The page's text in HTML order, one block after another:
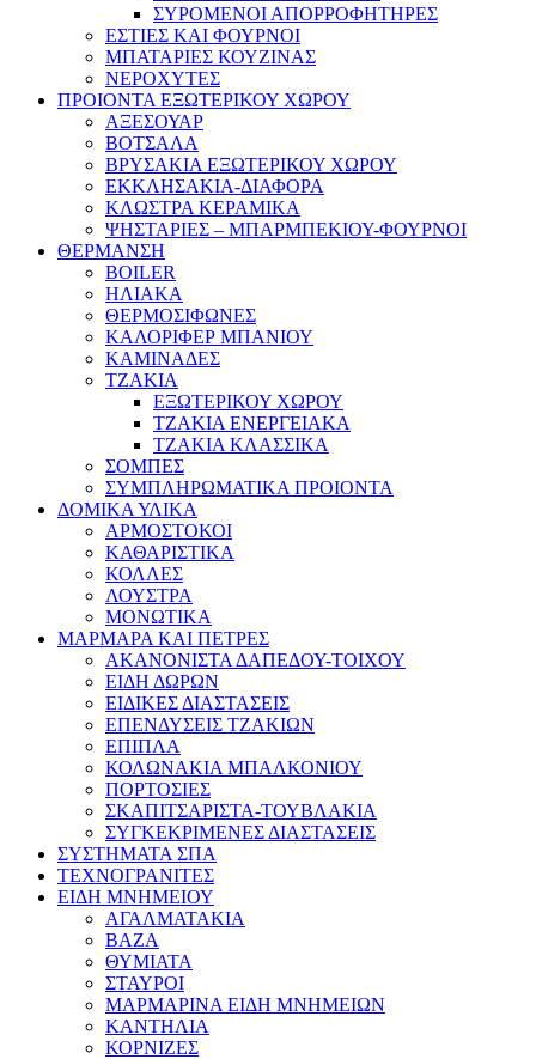
ΣΥΡΟΜΕΝΟΙ ΑΠΟΡΡΟΦΗΤΗΡΕΣ
ΕΣΤΙΕΣ ΚΑΙ ΦΟΥΡΝΟΙ
ΜΠΑΤΑΡΙΕΣ ΚΟΥΖΙΝΑΣ
ΝΕΡΟΧΥΤΕΣ
ΠΡΟΙΟΝΤΑ ΕΞΩΤΕΡΙΚΟΥ ΧΩΡΟΥ
ΑΞΕΣΟΥΑΡ
ΒΟΤΣΑΛΑ
ΒΡΥΣΑΚΙΑ ΕΞΩΤΕΡΙΚΟΥ ΧΩΡΟΥ
ΕΚΚΛΗΣΑΚΙΑ-ΔΙΑΦΟΡΑ
ΚΛΩΣΤΡΑ ΚΕΡΑΜΙΚΑ
ΨΗΣΤΑΡΙΕΣ – ΜΠΑΡΜΠΕΚΙΟΥ-ΦΟΥΡΝΟΙ
ΘΕΡΜΑΝΣΗ
BOILER
ΗΛΙΑΚΑ
ΘΕΡΜΟΣΙΦΩΝΕΣ
ΚΑΛΟΡΙΦΕΡ ΜΠΑΝΙΟΥ
ΚΑΜΙΝΑΔΕΣ
ΤΖΑΚΙΑ
ΕΞΩΤΕΡΙΚΟΥ ΧΩΡΟΥ
ΤΖΑΚΙΑ ΕΝΕΡΓΕΙΑΚΑ
ΤΖΑΚΙΑ ΚΛΑΣΣΙΚΑ
ΣΟΜΠΕΣ
ΣΥΜΠΛΗΡΩΜΑΤΙΚΑ ΠΡΟΙΟΝΤΑ
ΔΟΜΙΚΑ ΥΛΙΚΑ
ΑΡΜΟΣΤΟΚΟΙ
ΚΑΘΑΡΙΣΤΙΚΑ
ΚΟΛΛΕΣ
ΛΟΥΣΤΡΑ
ΜΟΝΩΤΙΚΑ
ΜΑΡΜΑΡΑ ΚΑΙ ΠΕΤΡΕΣ
ΑΚΑΝΟΝΙΣΤΑ ΔΑΠΕΔΟΥ-ΤΟΙΧΟΥ
ΕΙΔΗ ΔΩΡΩΝ
ΕΙΔΙΚΕΣ ΔΙΑΣΤΑΣΕΙΣ
ΕΠΕΝΔΥΣΕΙΣ ΤΖΑΚΙΩΝ
ΕΠΙΠΛΑ
ΚΟΛΩΝΑΚΙΑ ΜΠΑΛΚΟΝΙΟΥ
ΠΟΡΤΟΣΙΕΣ
ΣΚΑΠΙΤΣΑΡΙΣΤΑ-ΤΟΥΒΛΑΚΙΑ
ΣΥΓΚΕΚΡΙΜΕΝΕΣ ΔΙΑΣΤΑΣΕΙΣ
ΣΥΣΤΗΜΑΤΑ ΣΠΑ
ΤΕΧΝΟΓΡΑΝΙΤΕΣ
ΕΙΔΗ ΜΝΗΜΕΙΟΥ
ΑΓΑΛΜΑΤΑΚΙΑ
ΒΑΖΑ
ΘΥΜΙΑΤΑ
ΣΤΑΥΡΟΙ
ΜΑΡΜΑΡΙΝΑ ΕΙΔΗ ΜΝΗΜΕΙΩΝ
ΚΑΝΤΗΛΙΑ
ΚΟΡΝΙΖΕΣ